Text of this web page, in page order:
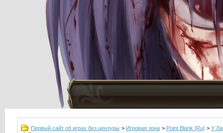
Первый сайт об играх без цензуры > Игровая зона > Point Blank [Ru] > У